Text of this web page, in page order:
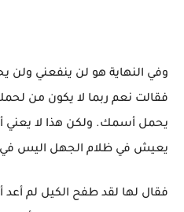
وفي النهاية هو لن ينفعني
فقالت نعم ربما لا يكون من
يحمل أسمك. ولكن هذا لا يعني
يعيش في ظلام الجهل اليس
فقال لها لقد طفح الكيل لم أعد